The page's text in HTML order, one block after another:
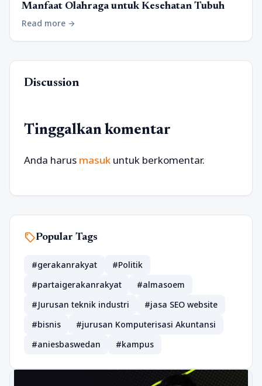
Manfaat Olahraga untuk Kesehatan Tubuh
Read more arrow_forward
Discussion
Tinggalkan komentar
Anda harus masuk untuk berkomentar.
sellPopular Tags
#gerakanrakyat
#Politik
#partaigerakanrakyat
#almasoem
#Jurusan teknik industri
#jasa SEO website
#bisnis
#jurusan Komputerisasi Akuntansi
#aniesbaswedan
#kampus